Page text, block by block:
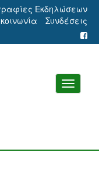
Εκδηλώσεων
Συνδέσεις